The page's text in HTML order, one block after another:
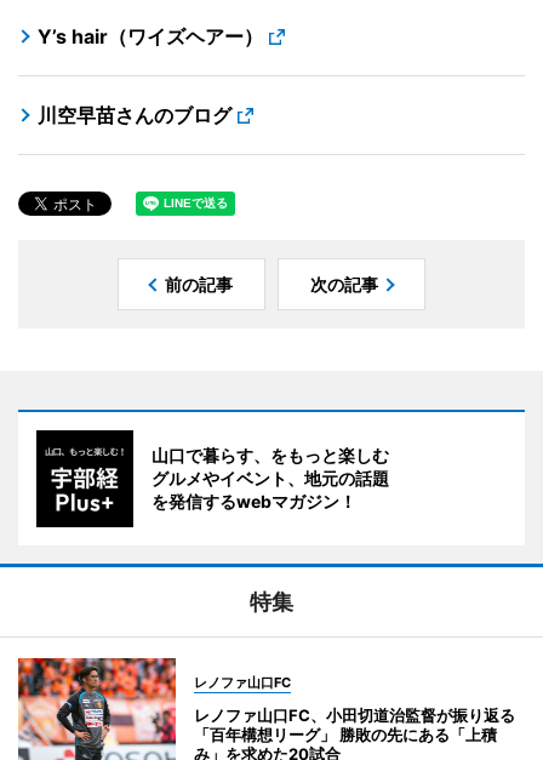
Y’s hair（ワイズヘアー）
川空早苗さんのブログ
前の記事 次の記事
山口で暮らす、をもっと楽しむ
グルメやイベント、地元の話題
を発信するwebマガジン！
特集
レノファ山口FC
レノファ山口FC、小田切道治監督が振り返る
「百年構想リーグ」 勝敗の先にある「上積
み」を求めた20試合